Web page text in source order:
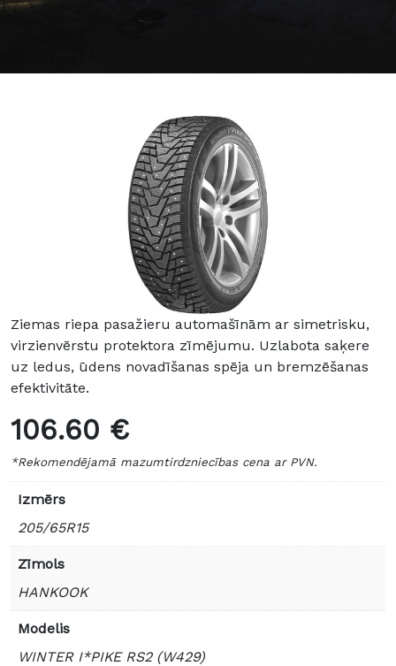
Ziemas riepa pasažieru automašīnām ar simetrisku,
virzienvērstu protektora zīmējumu. Uzlabota saķere
uz ledus, ūdens novadīšanas spēja un bremzēšanas
efektivitāte.
106.60 €
*Rekomendējamā mazumtirdzniecības cena ar PVN.
Izmērs
205/65R15
Zīmols
HANKOOK
Modelis
WINTER I*PIKE RS2 (W429)